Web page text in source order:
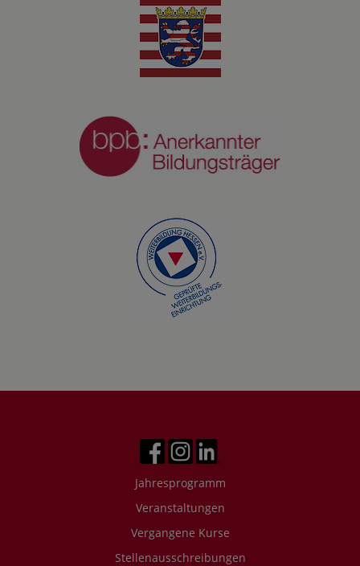
Jahresprogramm
Veranstaltungen
Vergangene Kurse
Stellenausschreibungen